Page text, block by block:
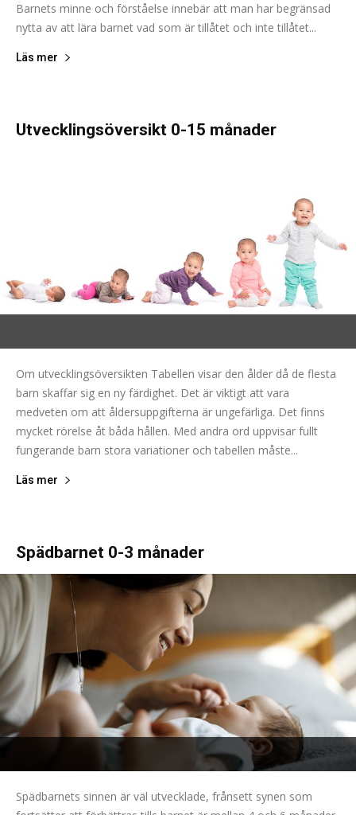
Barnets minne och förståelse innebär att man har begränsad
nytta av att lära barnet vad som är tillåtet och inte tillåtet...
Läs mer
Utvecklingsöversikt 0-15 månader
Om utvecklingsöversikten Tabellen visar den ålder då de flesta
barn skaffar sig en ny färdighet. Det är viktigt att vara
medveten om att åldersuppgifterna är ungefärliga. Det finns
mycket rörelse åt båda hållen. Med andra ord uppvisar fullt
fungerande barn stora variationer och tabellen måste...
Läs mer
Spädbarnet 0-3 månader
Spädbarnets sinnen är väl utvecklade, frånsett synen som